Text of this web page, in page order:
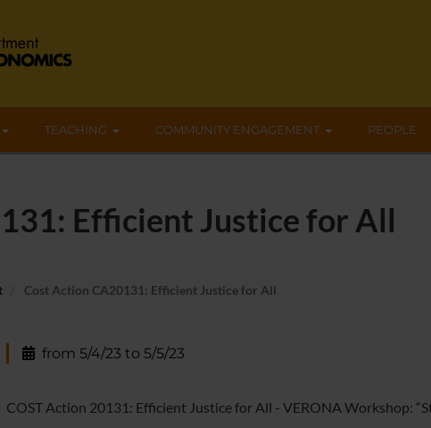
TEACHING COMMUNITY ENGAGEMENT PEOPLE
Efficient Justice for All
Cost Action CA20131: Efficient Justice for All
from 5/4/23 to 5/5/23
COST Action 20131: Efficient Justice for All - VERONA Workshop: